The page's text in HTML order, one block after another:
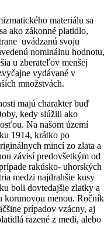
materiálu sa
ako zákonné platidlo,
uvádzanú svoju
nominálnu hodnotu,
u zberateľov menšej
vydávané v
množstvách.
majú charakter buď
kedy slúžili ako
Na našom území
1914, krátko po
mincí zo zlata a
závisí predovšetkým od
rakúsko- uhorských
medzi najdrahšie kusy
boli dovtedajšie zlatky a
korunovou menou. Ročník
prípadov vzácny, aj
razené z medi, alebo